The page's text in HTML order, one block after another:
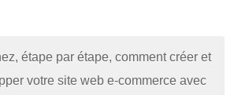
étape par étape, comment créer et
votre site web e-commerce avec